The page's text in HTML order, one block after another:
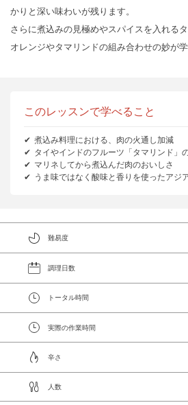
かりと深い味わいが残ります。
さらに煮込みの見極めやスパイスを入れる
オレンジやタマリンドの組み合わせの妙が学
このレッスンで学べること
煮込み料理における、肉の火通し加減
タイやインドのフルーツ「タマリンド」
マリネしてから煮込んだ肉のおいしさ
うま味ではなく酸味と香りを使ったアジ
難易度
調理日数
トータル時間
実際の作業時間
辛さ
人数